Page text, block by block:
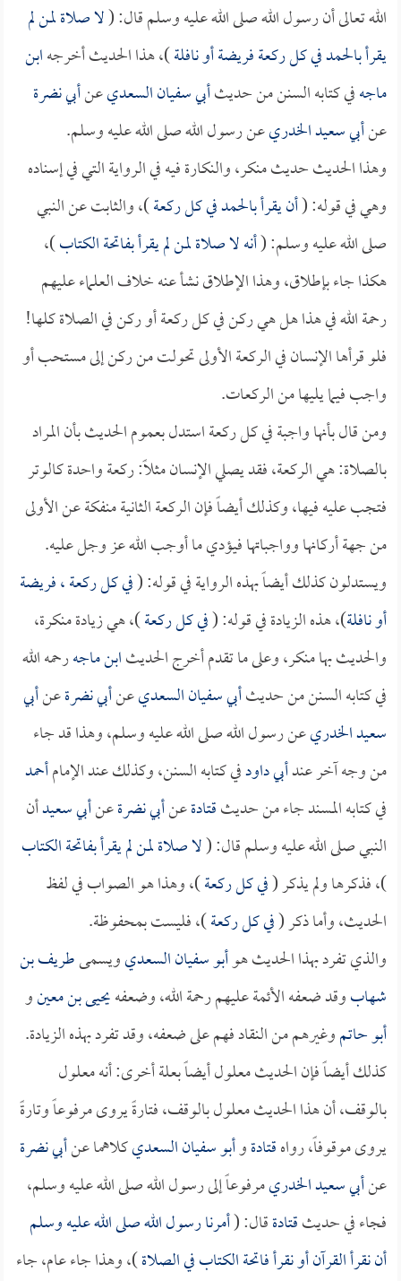
الله تعالى أن رسول الله صلى الله عليه وسلم قال: (لا صلاة لمن لم
يقرأ بالحمد في كل ركعة فريضة أو نافلة)، هذا الحديث أخرجهابن
ماجهفي كتابه السنن من حديثأبي سفيان السعديعنأبي نضرة
عنأبي سعيد الخدريعن رسول الله صلى الله عليه وسلم.
وهذا الحديث حديث منكر، والنكارة فيه في الرواية التي في إسناده
وهي في قوله: (أن يقرأ بالحمد في كل ركعة)، والثابت عن النبي
صلى الله عليه وسلم: (أنه لا صلاة لمن لم يقرأ بفاتحة الكتاب)،
هكذا جاء بإطلاق، وهذا الإطلاق نشأ عنه خلاف العلماء عليهم
رحمة الله في هذا هل هي ركن في كل ركعة أو ركن في الصلاة كلها!
فلو قرأها الإنسان في الركعة الأولى تحولت من ركن إلى مستحب أو
واجب فيما يليها من الركعات.
ومن قال بأنها واجبة في كل ركعة استدل بعموم الحديث بأن المراد
بالصلاة: هي الركعة، فقد يصلي الإنسان مثلاً: ركعة واحدة كالوتر
فتجب عليه فيها، وكذلك أيضاً فإن الركعة الثانية منفكة عن الأولى
من جهة أركانها وواجباتها فيؤدي ما أوجب الله عز وجل عليه.
ويستدلون كذلك أيضاً بهذه الرواية في قوله: (في كل ركعة ، فريضة
أو نافلة)، هذه الزيادة في قوله: (في كل ركعة)، هي زيادة منكرة،
والحديث بها منكر، وعلى ما تقدم أخرج الحديثابن ماجهرحمه الله
في كتابه السنن من حديثأبي سفيان السعديعنأبي نضرةعنأبي
سعيد الخدريعن رسول الله صلى الله عليه وسلم، وهذا قد جاء
من وجه آخر عندأبي داودفي كتابه السنن، وكذلك عند الإمامأحمد
في كتابه المسند جاء من حديثقتادةعنأبي نضرةعنأبي سعيدأن
النبي صلى الله عليه وسلم قال: (لا صلاة لمن لم يقرأ بفاتحة الكتاب
)، فذكرها ولم يذكر (في كل ركعة)، وهذا هو الصواب في لفظ
الحديث، وأما ذكر (في كل ركعة)، فليست بمحفوظة.
والذي تفرد بهذا الحديث هوأبو سفيان السعديويسمىطريف بن
شهابوقد ضعفه الأئمة عليهم رحمة الله، وضعفهيحيى بن معينو
أبو حاتموغيرهم من النقاد فهم على ضعفه، وقد تفرد بهذه الزيادة.
كذلك أيضاً فإن الحديث معلول أيضاً بعلة أخرى: أنه معلول
بالوقف، أن هذا الحديث معلول بالوقف، فتارةً يروى مرفوعاً وتارةً
يروى موقوفاً، رواهقتادةوأبو سفيان السعديكلاهما عنأبي نضرة
عنأبي سعيد الخدريمرفوعاً إلى رسول الله صلى الله عليه وسلم،
فجاء في حديثقتادةقال: (أمرنا رسول الله صلى الله عليه وسلم
أن نقرأ القرآن أو نقرأ فاتحة الكتاب في الصلاة)، وهذا جاء عام، جاء